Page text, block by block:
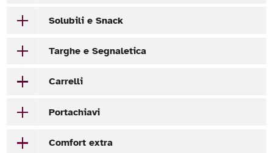
Solubili e Snack
Targhe e Segnaletica
Carrelli
Portachiavi
Comfort extra